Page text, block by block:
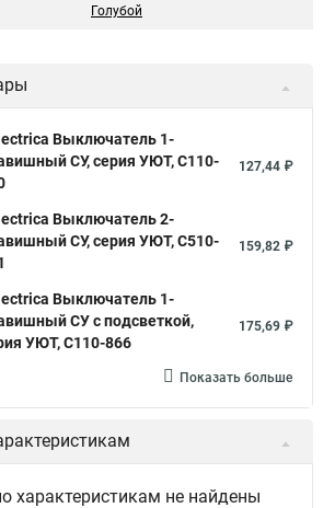
Голубой
Выключатель 1-
СУ, серия УЮТ, С110-
127,44 ₽
Выключатель 2-
СУ, серия УЮТ, С510-
159,82 ₽
Выключатель 1-
СУ с подсветкой,
УЮТ, С110-866
175,69 ₽
Показать больше
характеристикам не найдены